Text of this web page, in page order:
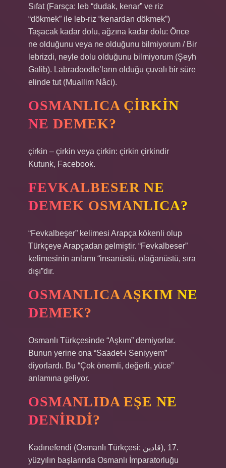
Sıfat (Farsça: leb “dudak, kenar” ve riz
“dökmek” ile leb-riz “kenardan dökmek”)
Taşacak kadar dolu, ağzına kadar dolu: Önce
ne olduğunu veya ne olduğunu bilmiyorum / Bir
lebrizdi, neyle dolu olduğunu bilmiyorum (Şeyh
Galib). Labradoodle’ların olduğu çuvalı bir süre
elinde tut (Muallim Nâci).
OSMANLICA ÇIRKIN
NE DEMEK?
çirkin – çirkin veya çirkin: çirkin çirkindir
Kutunk, Facebook.
FEVKALBESER NE
DEMEK OSMANLICA?
“Fevkalbeşer” kelimesi Arapça kökenli olup
Türkçeye Arapçadan gelmiştir. “Fevkalbeser”
kelimesinin anlamı “insanüstü, olağanüstü, sıra
dışı”dır.
OSMANLICA AŞKIM NE
DEMEK?
Osmanlı Türkçesinde “Aşkım” demiyorlar.
Bunun yerine ona “Saadet-i Seniyyem”
diyorlardı. Bu “Çok önemli, değerli, yüce”
anlamına geliyor.
OSMANLIDA EŞE NE
DENIRDI?
Kadınefendi (Osmanlı Türkçesi: قادین), 17.
yüzyılın başlarında Osmanlı İmparatorluğu